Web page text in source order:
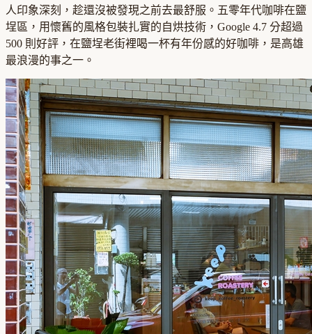
人印象深刻，趁還沒被發現之前去最舒服。五零年代咖啡在鹽
埕區，用懷舊的風格包裝扎實的自烘技術，Google 4.7 分超過
500 則好評，在鹽埕老街裡喝一杯有年份感的好咖啡，是高雄
最浪漫的事之一。